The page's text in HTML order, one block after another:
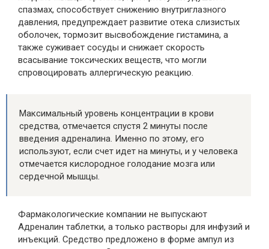
спазмах, способствует снижению внутриглазного
давления, предупреждает развитие отека слизистых
оболочек, тормозит высвобождение гистамина, а
также суживает сосуды и снижает скорость
всасывание токсических веществ, что могли
спровоцировать аллергическую реакцию.
Максимальный уровень концентрации в крови
средства, отмечается спустя 2 минуты после
введения адреналина. Именно по этому, его
используют, если счет идет на минуты, и у человека
отмечается кислородное голодание мозга или
сердечной мышцы.
Фармакологические компании не выпускают
Адреналин таблетки, а только растворы для инфузий и
инъекций. Средство предложено в форме ампул из